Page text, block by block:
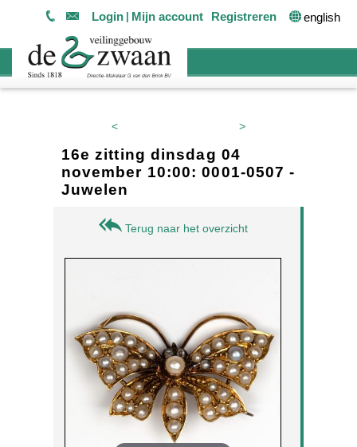
Login Mijn account Registreren english
< >
16e zitting dinsdag 04
november 10:00: 0001-0507 -
Juwelen
Terug naar het overzicht